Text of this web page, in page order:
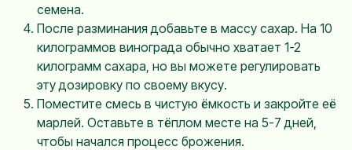
семена.
После разминания добавьте в массу сахар. На 10
килограммов винограда обычно хватает 1-2
килограмм сахара, но вы можете регулировать
эту дозировку по своему вкусу.
Поместите смесь в чистую ёмкость и закройте её
марлей. Оставьте в тёплом месте на 5-7 дней,
чтобы начался процесс брожения.